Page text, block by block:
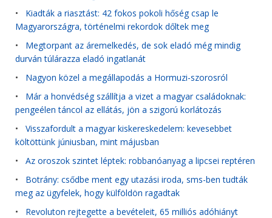
• Kiadták a riasztást: 42 fokos pokoli hőség csap le
Magyarországra, történelmi rekordok dőltek meg
• Megtorpant az áremelkedés, de sok eladó még mindig
durván túlárazza eladó ingatlanát
• Nagyon közel a megállapodás a Hormuzi-szorosról
• Már a honvédség szállítja a vizet a magyar családoknak:
pengeélen táncol az ellátás, jön a szigorú korlátozás
• Visszafordult a magyar kiskereskedelem: kevesebbet
költöttünk júniusban, mint májusban
• Az oroszok szintet léptek: robbanóanyag a lipcsei reptéren
• Botrány: csődbe ment egy utazási iroda, sms-ben tudták
meg az ügyfelek, hogy külföldön ragadtak
• Revoluton rejtegette a bevételeit, 65 milliós adóhiányt